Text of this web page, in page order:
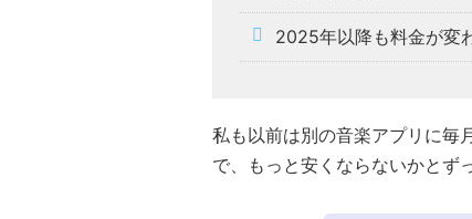
2025年以降も料金が変
私も以前は別の音楽アプリに毎
で、もっと安くならないかとず